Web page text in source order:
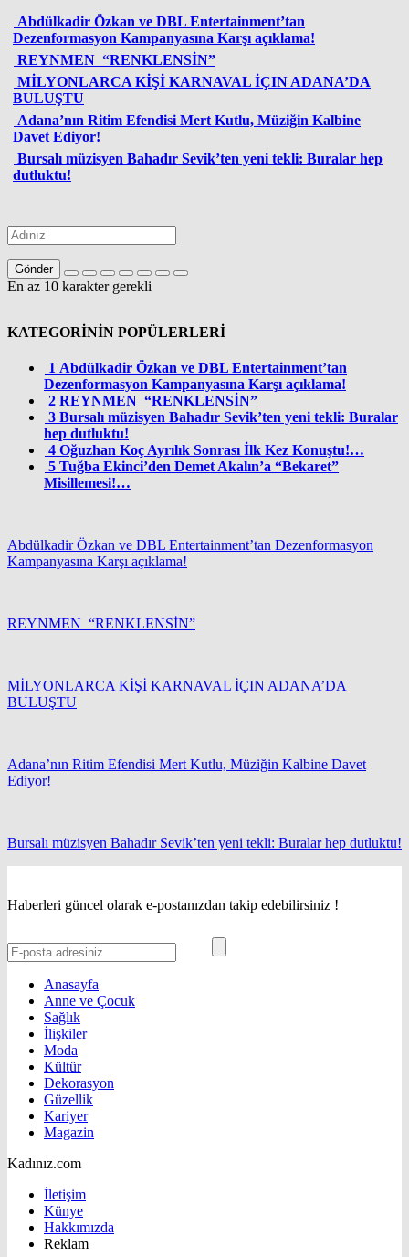
Abdülkadir Özkan ve DBL Entertainment’tan
Dezenformasyon Kampanyasına Karşı açıklama!
REYNMEN “RENKLENSİN”
MİLYONLARCA KİŞİ KARNAVAL İÇIN ADANA’DA
BULUŞTU
Adana’nın Ritim Efendisi Mert Kutlu, Müziğin Kalbine
Davet Ediyor!
Bursalı müzisyen Bahadır Sevik’ten yeni tekli: Buralar hep
dutluktu!
Gönder
En az 10 karakter gerekli
KATEGORİNİN POPÜLERLERİ
1 Abdülkadir Özkan ve DBL Entertainment’tan
Dezenformasyon Kampanyasına Karşı açıklama!
2 REYNMEN “RENKLENSİN”
3 Bursalı müzisyen Bahadır Sevik’ten yeni tekli: Buralar
hep dutluktu!
4 Oğuzhan Koç Ayrılık Sonrası İlk Kez Konuştu!…
5 Tuğba Ekinci’den Demet Akalın’a “Bekaret”
Misillemesi!…
Abdülkadir Özkan ve DBL Entertainment’tan Dezenformasyon
Kampanyasına Karşı açıklama!
REYNMEN “RENKLENSİN”
MİLYONLARCA KİŞİ KARNAVAL İÇIN ADANA’DA
BULUŞTU
Adana’nın Ritim Efendisi Mert Kutlu, Müziğin Kalbine Davet
Ediyor!
Bursalı müzisyen Bahadır Sevik’ten yeni tekli: Buralar hep dutluktu!
Haberleri güncel olarak e-postanızdan takip edebilirsiniz !
Anasayfa
Anne ve Çocuk
Sağlık
İlişkiler
Moda
Kültür
Dekorasyon
Güzellik
Kariyer
Magazin
Kadınız.com
İletişim
Künye
Hakkımızda
Reklam